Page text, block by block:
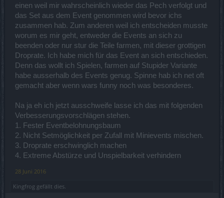
einen weil mir wahrscheinlich wieder das Pech verfolgt und
das Set aus dem Event genommen wird bevor ichs
zusammen hab. Zum anderen weil ich entscheiden musste
worum es mir geht, entweder die Events an sich zu
beenden oder nur stur die Teile farmen, mit dieser grottigen
Droprate. Ich habe mich für das Event an sich entschieden.
Denn das wollt ich Spielen, farmen auf Stupider Variante
habe ausserhalb des Events genug. Spinne hab ich net oft
gemacht aber wenn wars funny noch was besonderes.
Na ja eh ich jetzt ausschweife lasse ich das mit folgenden
Verbesserungsvorschlägen stehen.
1. Fester Eventbelohnungsbaum
2. Nicht Setmöglichkeit per Zufall mit Minievents mischen.
3. Droprate erschwinglich machen
4. Extreme Abstürze und Unspielbarkeit verhindern
28 Juni 2016
Kingfrog gefällt dies.